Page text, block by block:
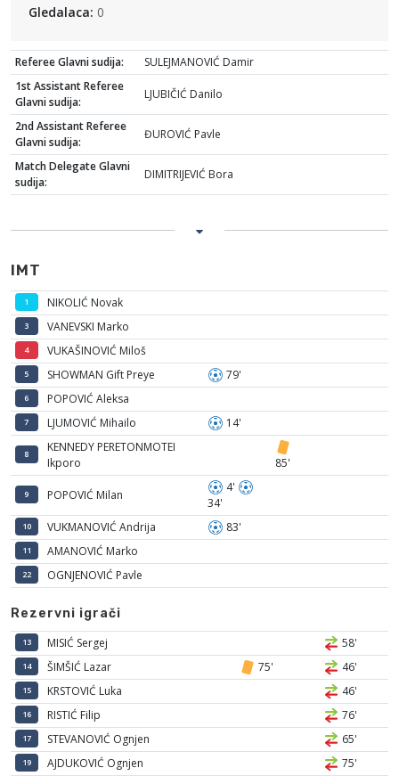
Gledalaca: 0
Referee Glavni sudija:
SULEJMANOVIĆ Damir
1st Assistant Referee
Glavni sudija:
LJUBIČIĆ Danilo
2nd Assistant Referee
Glavni sudija:
ĐUROVIĆ Pavle
Match Delegate Glavni
sudija:
DIMITRIJEVIĆ Bora
IMT
1 NIKOLIĆ Novak
3 VANEVSKI Marko
4 VUKAŠINOVIĆ Miloš
5 SHOWMAN Gift Preye 79'
6 POPOVIĆ Aleksa
7 LJUMOVIĆ Mihailo 14'
8
KENNEDY PERETONMOTEI
Ikporo
85'
9 POPOVIĆ Milan
4'
34'
10 VUKMANOVIĆ Andrija 83'
11 AMANOVIĆ Marko
22 OGNJENOVIĆ Pavle
Rezervni igrači
13 MISIĆ Sergej 58'
14 ŠIMŠIĆ Lazar 75' 46'
15 KRSTOVIĆ Luka 46'
16 RISTIĆ Filip 76'
17 STEVANOVIĆ Ognjen 65'
19 AJDUKOVIĆ Ognjen 75'